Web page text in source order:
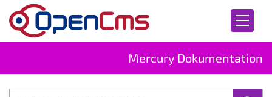
Zum Inhalt springen
Mercury Dokumentation